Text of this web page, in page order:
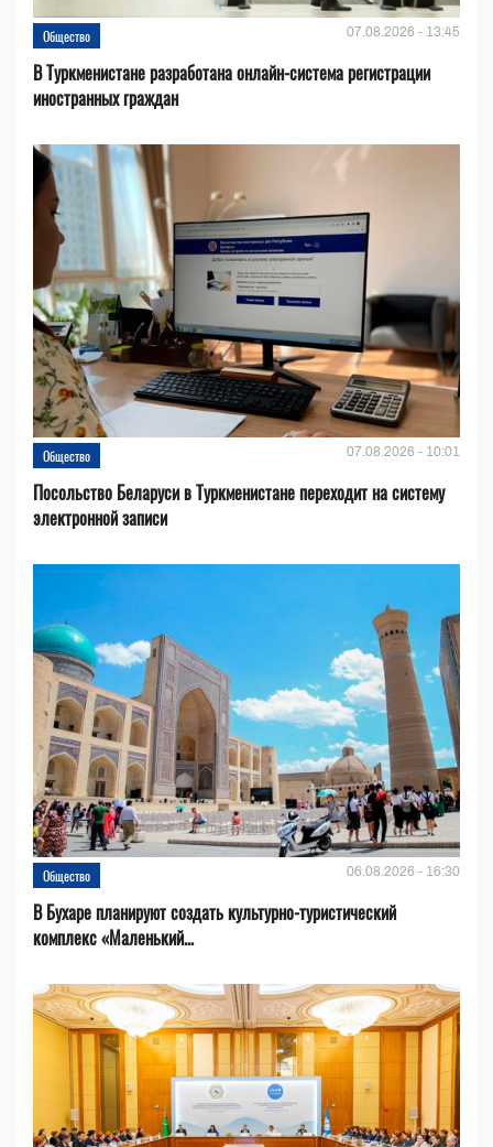
Общество 07.08.2026 - 13:45
В Туркменистане разработана онлайн-система регистрации
иностранных граждан
Общество 07.08.2026 - 10:01
Посольство Беларуси в Туркменистане переходит на систему
электронной записи
Общество 06.08.2026 - 16:30
В Бухаре планируют создать культурно-туристический
комплекс «Маленький...